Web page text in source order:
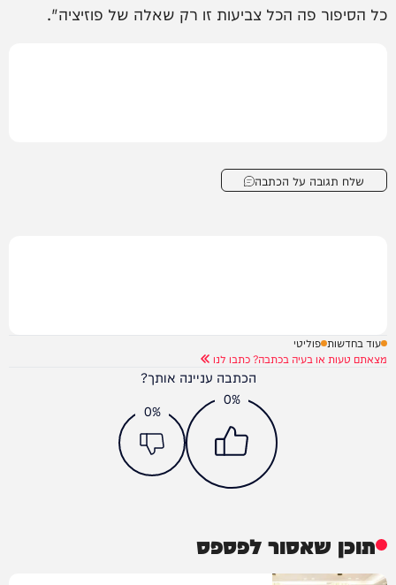
כל הסיפור פה הכל צביעות זו רק שאלה של פוזיציה".
שלח תגובה על הכתבה
עוד בחדשות פוליטי
מצאתם טעות או בעיה בכתבה? כתבו לנו
הכתבה עניינה אותך?
0%
0%
תוכן שאסור לפספס